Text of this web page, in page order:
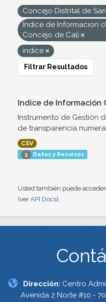
Concejo Distrital de
Indice de Informacion
Concejo de Cali
indice
Filtrar Resultados
Indice de Información
Instrumento de Gestión
de transparencia numeral
CSV
1 Datos y Recursos
Usted también puede
(ver API Docs).
Dirección: Centro
Avenida 2 Norte #10 -